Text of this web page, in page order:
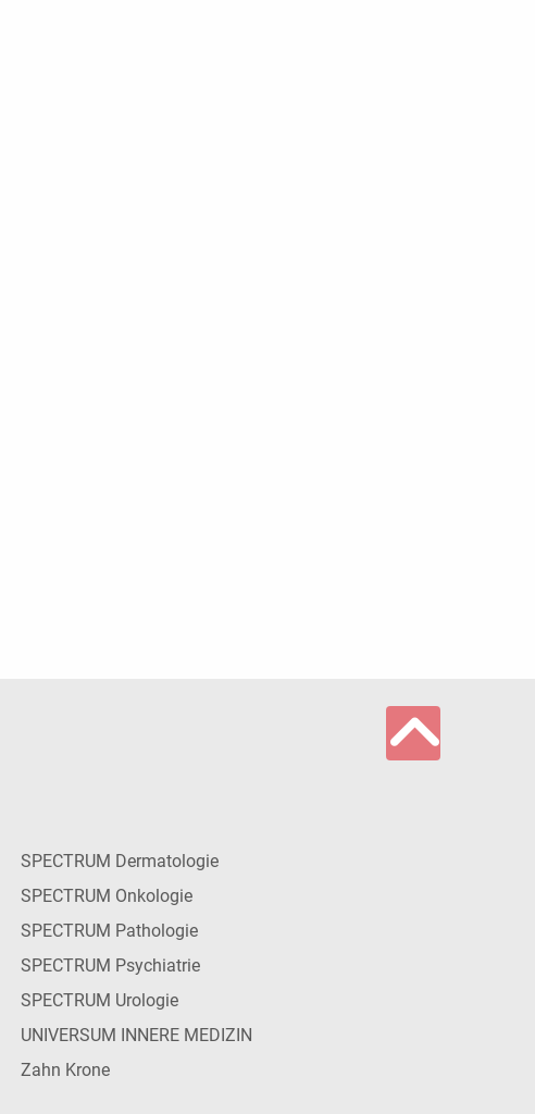
SPECTRUM Dermatologie
SPECTRUM Onkologie
SPECTRUM Pathologie
SPECTRUM Psychiatrie
SPECTRUM Urologie
UNIVERSUM INNERE MEDIZIN
Zahn Krone